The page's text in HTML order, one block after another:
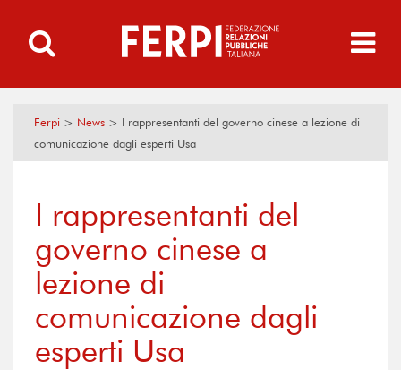
Ferpi > News > I rappresentanti del governo cinese a lezione di
comunicazione dagli esperti Usa
I rappresentanti del
governo cinese a
lezione di
comunicazione dagli
esperti Usa